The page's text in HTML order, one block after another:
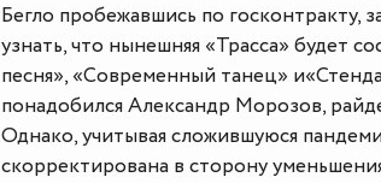
Бегло пробежавшись по госконтракту,
узнать, что нынешняя «Трасса» будет
песня», «Современный танец»
понадобился Александр Морозов,
Однако, учитывая сложившуюся
скорректирована в сторону